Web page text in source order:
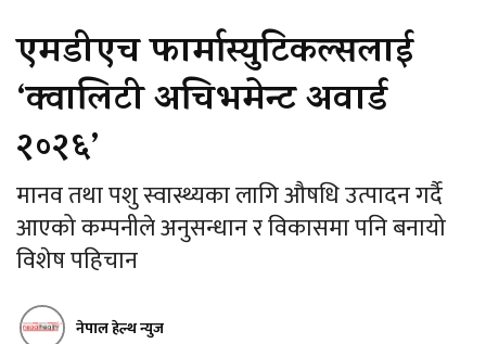
एमडीएच फार्मास्युटिकल्सलाई
‘क्वालिटी अचिभमेन्ट अवार्ड
२०२६’
मानव तथा पशु स्वास्थ्यका लागि औषधि उत्पादन गर्दै
आएको कम्पनीले अनुसन्धान र विकासमा पनि बनायो
विशेष पहिचान
नेपाल हेल्थ न्युज